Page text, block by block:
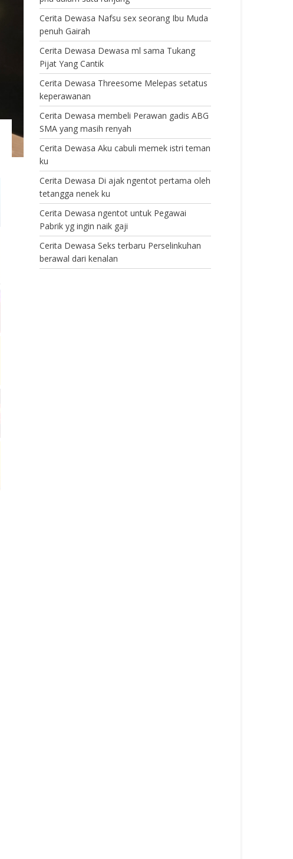
Cerita Dewasa Nafsu sex seorang Ibu Muda
penuh Gairah
Cerita Dewasa Dewasa ml sama Tukang
Pijat Yang Cantik
Cerita Dewasa Threesome Melepas setatus
keperawanan
Cerita Dewasa membeli Perawan gadis ABG
SMA yang masih renyah
Cerita Dewasa Aku cabuli memek istri teman
ku
Cerita Dewasa Di ajak ngentot pertama oleh
tetangga nenek ku
Cerita Dewasa ngentot untuk Pegawai
Pabrik yg ingin naik gaji
Cerita Dewasa Seks terbaru Perselinkuhan
berawal dari kenalan